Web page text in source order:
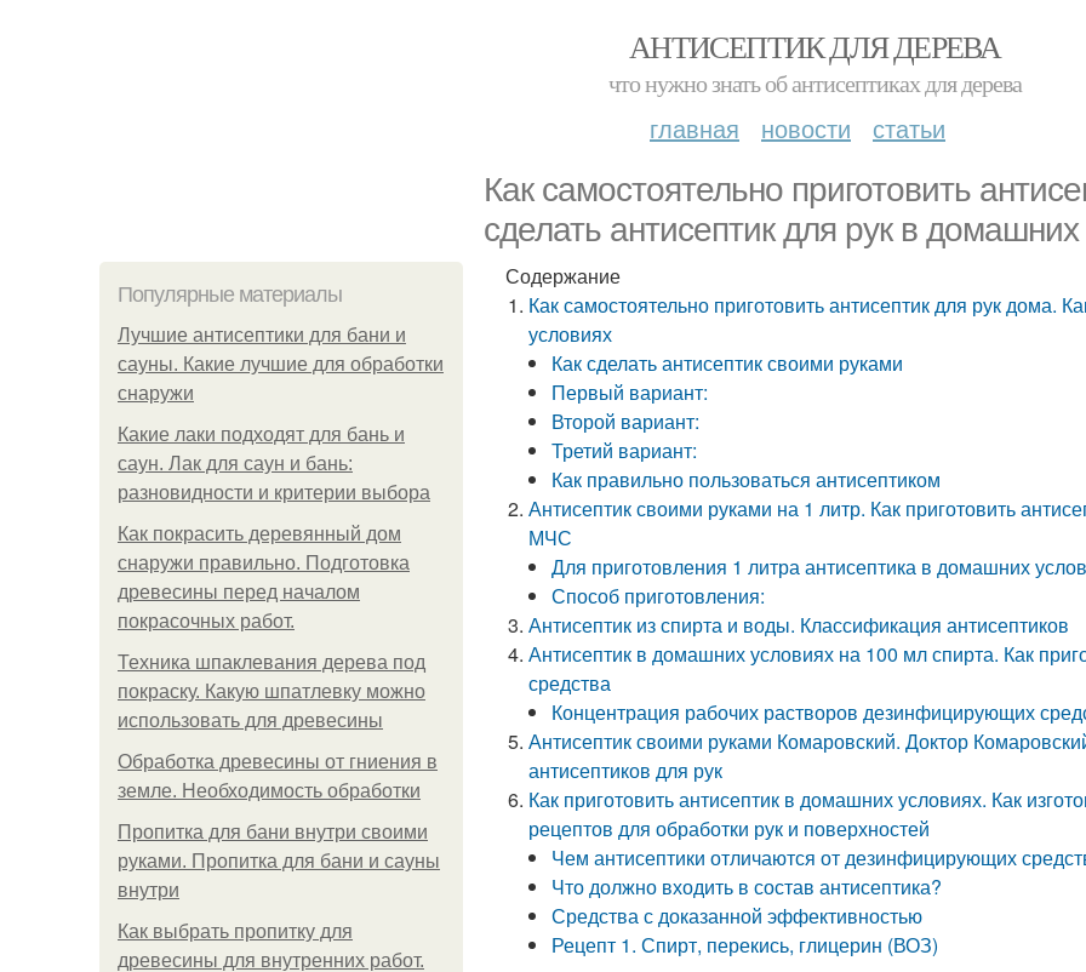
АНТИСЕПТИК ДЛЯ ДЕРЕВА
что нужно знать об антисептиках для дерева
главная новости статьи
Как самостоятельно приготовить
сделать антисептик для рук в
Популярные материалы
Лучшие антисептики для бани и
сауны. Какие лучшие для обработки
снаружи
Какие лаки подходят для бань и
саун. Лак для саун и бань:
разновидности и критерии выбора
Как покрасить деревянный дом
снаружи правильно. Подготовка
древесины перед началом
покрасочных работ.
Техника шпаклевания дерева под
покраску. Какую шпатлевку можно
использовать для древесины
Обработка древесины от гниения в
земле. Необходимость обработки
Пропитка для бани внутри своими
руками. Пропитка для бани и сауны
внутри
Как выбрать пропитку для
древесины для внутренних работ.
Содержание
Как самостоятельно приготовить антисептик для рук дома.
условиях
Как сделать антисептик своими руками
Первый вариант:
Второй вариант:
Третий вариант:
Как правильно пользоваться антисептиком
Антисептик своими руками на 1 литр. Как приготовить
МЧС
Для приготовления 1 литра антисептика в домашних
Способ приготовления:
Антисептик из спирта и воды. Классификация антисептиков
Антисептик в домашних условиях на 100 мл спирта. Как
средства
Концентрация рабочих растворов дезинфицирующих
Антисептик своими руками Комаровский. Доктор
антисептиков для рук
Как приготовить антисептик в домашних условиях. Как
рецептов для обработки рук и поверхностей
Чем антисептики отличаются от дезинфицирующих
Что должно входить в состав антисептика?
Средства с доказанной эффективностью
Рецепт 1. Спирт, перекись, глицерин (ВОЗ)